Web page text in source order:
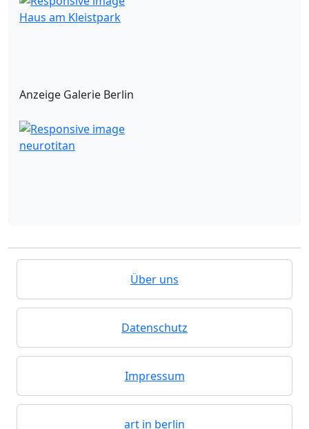
Haus am Kleistpark
Anzeige Galerie Berlin
neurotitan
Über uns
Datenschutz
Impressum
art in berlin